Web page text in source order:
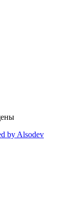
by Alsodev